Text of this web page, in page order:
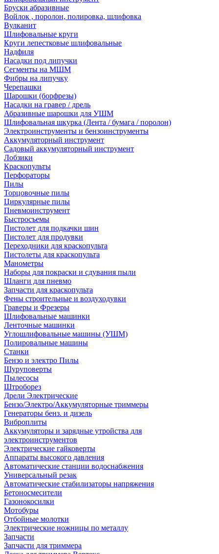
Бруски абразивные
Войлок , поролон, полировка, шлифовка
Вулканит
Шлифовальные круги
Круги лепестковые шлифовальные
Надфиля
Насадки под липучки
Сегменты на МШМ
Фибры на липучку
Черепашки
Шарошки (борфрезы)
Насадки на гравер / дрель
Абразивные шарошки для УШМ
Шлифовальная шкурка (Лента / бумага / поролон)
Электроинструменты и бензоинструменты
Аккумуляторный инструмент
Садовый аккумуляторный инструмент
Лобзики
Краскопульты
Перфораторы
Пилы
Торцовочные пилы
Циркулярные пилы
Пневмоинструмент
Быстросъемы
Пистолет для подкачки шин
Пистолет для продувки
Переходники для краскопульта
Пистолеты для краскопульта
Манометры
Наборы для покраски и сдувания пыли
Шланги для пневмо
Запчасти для краскопульта
Фены строительные и воздуходувки
Граверы и Фрезеры
Шлифовальные машинки
Ленточные машинки
Углошлифовальные машины (УШМ)
Полировальные машины
Станки
Бензо и электро Пилы
Шуруповерты
Пылесосы
Штроборез
Дрели Электрические
Бензо/Электро/Аккумуляторные триммеры
Генераторы бенз. и дизель
Виброплиты
Аккумуляторы и зарядные утройства для
электроинструментов
Электрические гайковерты
Аппараты высокого давления
Автоматические станции водоснабжения
Универсальный резак
Автоматические стабилизаторы напряжения
Бетоносмесители
Газонокосилки
Мотобуры
Отбойные молотки
Электрические ножницы по металлу
Запчасти
Запчасти для триммера